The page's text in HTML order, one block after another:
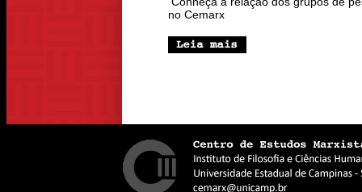
no Cemarx